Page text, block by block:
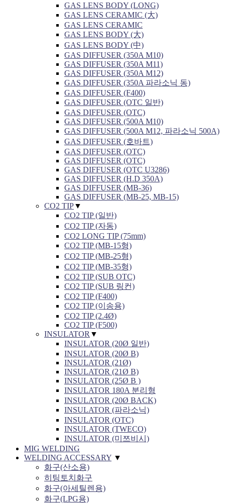
GAS LENS BODY (LONG)
GAS LENS CERAMIC (大)
GAS LENS CERAMIC
GAS LENS BODY (大)
GAS LENS BODY (中)
GAS DIFFUSER (350A M10)
GAS DIFFUSER (350A M11)
GAS DIFFUSER (350A M12)
GAS DIFFUSER (350A 파라소닉 동)
GAS DIFFUSER (F400)
GAS DIFFUSER (OTC 일반)
GAS DIFFUSER (OTC)
GAS DIFFUSER (500A M10)
GAS DIFFUSER (500A M12, 파라소닉 500A)
GAS DIFFUSER (호바트)
GAS DIFFUSER (OTC)
GAS DIFFUSER (OTC)
GAS DIFFUSER (OTC U3286)
GAS DIFFUSER (H.D 350A)
GAS DIFFUSER (MB-36)
GAS DIFFUSER (MB-25, MB-15)
CO2 TIP▼
CO2 TIP (일반)
CO2 TIP (자동)
CO2 LONG TIP (75mm)
CO2 TIP (MB-15형)
CO2 TIP (MB-25형)
CO2 TIP (MB-35형)
CO2 TIP (SUB OTC)
CO2 TIP (SUB 링컨)
CO2 TIP (F400)
CO2 TIP (이송용)
CO2 TIP (2.4Ø)
CO2 TIP (F500)
INSULATOR ▼
INSULATOR (20Ø 일반)
INSULATOR (20Ø B)
INSULATOR (21Ø)
INSULATOR (21Ø B)
INSULATOR (25Ø B )
INSULATOR 180A 분리형
INSULATOR (20Ø BACK)
INSULATOR (파라소닉)
INSULATOR (OTC)
INSULATOR (TWECO)
INSULATOR (미쯔비시)
MIG WELDING
WELDING ACCESSARY ▼
화구(산소용)
히팅토치화구
화구(아세틸렌용)
화구(LPG용)